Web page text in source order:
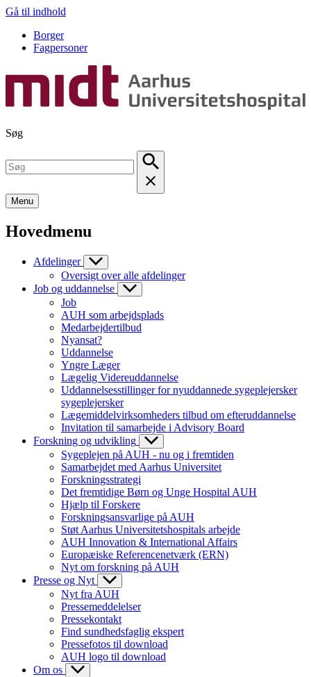
Gå til indhold
Borger
Fagpersoner
Søg
Menu
Hovedmenu
Afdelinger
Oversigt over alle afdelinger
Job og uddannelse
Job
AUH som arbejdsplads
Medarbejdertilbud
Nyansat?
Uddannelse
Yngre Læger
Lægelig Videreuddannelse
Uddannelsesstillinger for nyuddannede sygeplejersker
sygeplejersker
Lægemiddelvirksomheders tilbud om efteruddannelse
Invitation til samarbejde i Advisory Board
Forskning og udvikling
Sygeplejen på AUH - nu og i fremtiden
Samarbejdet med Aarhus Universitet
Forskningsstrategi
Det fremtidige Børn og Unge Hospital AUH
Hjælp til Forskere
Forskningsansvarlige på AUH
Støt Aarhus Universitetshospitals arbejde
AUH Innovation & International Affairs
Europæiske Referencenetværk (ERN)
Nyt om forskning på AUH
Presse og Nyt
Nyt fra AUH
Pressemeddelelser
Pressekontakt
Find sundhedsfaglig ekspert
Pressefotos til download
AUH logo til download
Om os